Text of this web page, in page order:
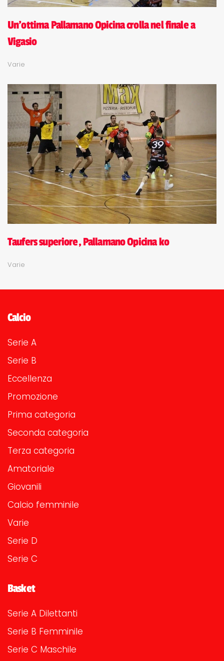
Un'ottima Pallamano Opicina crolla nel finale a
Vigasio
Varie
Taufers superiore, Pallamano Opicina ko
Varie
Calcio
Serie A
Serie B
Eccellenza
Promozione
Prima categoria
Seconda categoria
Terza categoria
Amatoriale
Giovanili
Calcio femminile
Varie
Serie D
Serie C
Basket
Serie A Dilettanti
Serie B Femminile
Serie C Maschile